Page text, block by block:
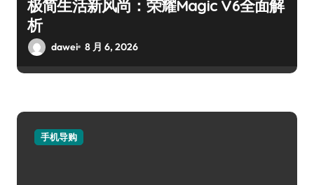
极简生活新风尚：荣耀Magic V6全面解
析
dawei 8 月 6, 2026
手机导购